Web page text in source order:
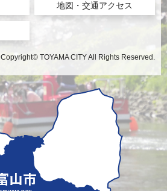
地図・交通アクセス
Copyright© TOYAMA CITY All Rights Reserved.